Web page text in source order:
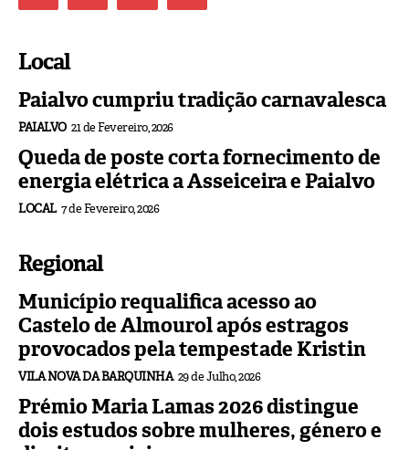
Local
Paialvo cumpriu tradição carnavalesca
PAIALVO 21 de Fevereiro, 2026
Queda de poste corta fornecimento de
energia elétrica a Asseiceira e Paialvo
LOCAL 7 de Fevereiro, 2026
Regional
Município requalifica acesso ao
Castelo de Almourol após estragos
provocados pela tempestade Kristin
VILA NOVA DA BARQUINHA 29 de Julho, 2026
Prémio Maria Lamas 2026 distingue
dois estudos sobre mulheres, género e